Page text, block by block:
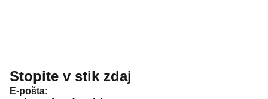
Stopite v stik zdaj
E-pošta: